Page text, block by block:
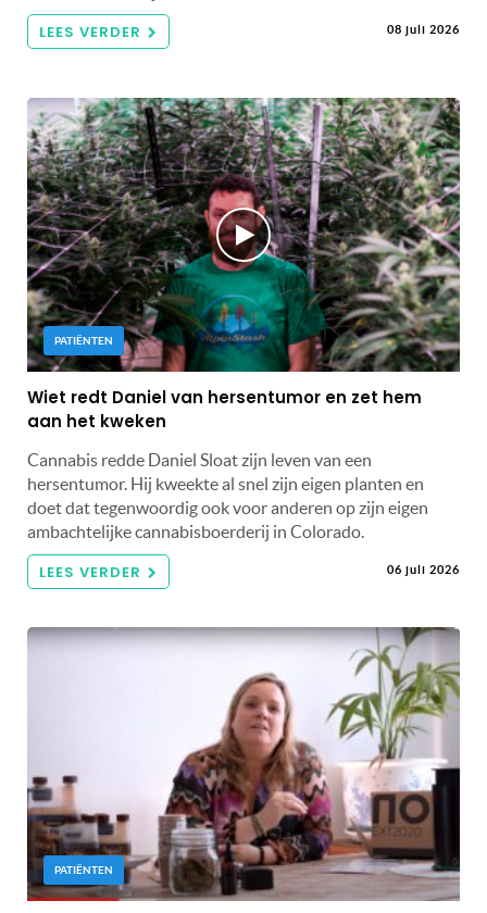
LEES VERDER 08 juli 2026
PATIËNTEN
Wiet redt Daniel van hersentumor en zet hem
aan het kweken
Cannabis redde Daniel Sloat zijn leven van een
hersentumor. Hij kweekte al snel zijn eigen planten en
doet dat tegenwoordig ook voor anderen op zijn eigen
ambachtelijke cannabisboerderij in Colorado.
LEES VERDER 06 juli 2026
PATIËNTEN